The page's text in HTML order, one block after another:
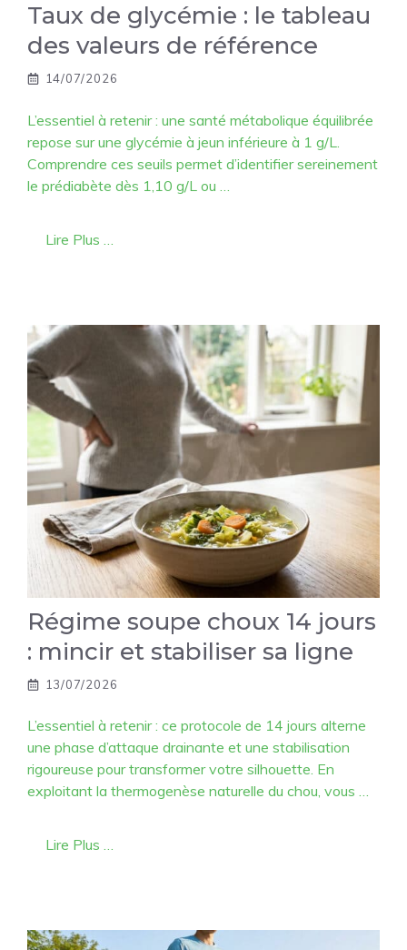
Taux de glycémie : le tableau
des valeurs de référence
14/07/2026
L’essentiel à retenir : une santé métabolique équilibrée
repose sur une glycémie à jeun inférieure à 1 g/L.
Comprendre ces seuils permet d’identifier sereinement
le prédiabète dès 1,10 g/L ou …
Lire Plus …
Régime soupe choux 14 jours
: mincir et stabiliser sa ligne
13/07/2026
L’essentiel à retenir : ce protocole de 14 jours alterne
une phase d’attaque drainante et une stabilisation
rigoureuse pour transformer votre silhouette. En
exploitant la thermogenèse naturelle du chou, vous …
Lire Plus …